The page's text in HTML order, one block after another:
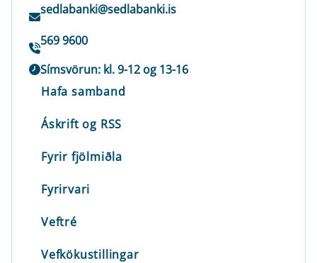
sedlabanki@sedlabanki.is
569 9600
Símsvörun: kl. 9-12 og 13-16
Hafa samband
Áskrift og RSS
Fyrir fjölmiðla
Fyrirvari
Veftré
Vefkökustillingar